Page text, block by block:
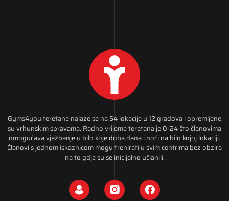
Gyms4you teretane nalaze se na 54 lokacije u 12 gradova i opremljene
su vrhunskim spravama. Radno vrijeme teretana je 0-24 što članovima
omogućava vježbanje u bilo koje doba dana i noći na bilo kojoj lokaciji.
Članovi s jednom iskaznicom mogu trenirati u svim centrima bez obzira
na to gdje su se inicijalno učlanili.